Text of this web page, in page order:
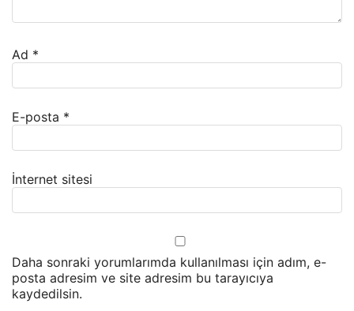
Ad *
E-posta *
İnternet sitesi
Daha sonraki yorumlarımda kullanılması için adım, e-
posta adresim ve site adresim bu tarayıcıya
kaydedilsin.